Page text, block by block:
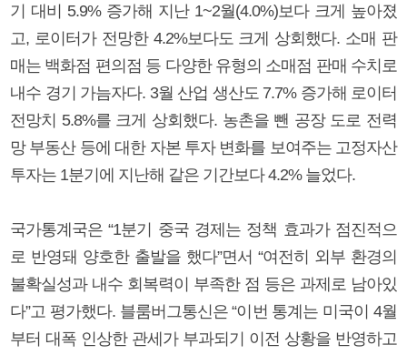
기 대비 5.9% 증가해 지난 1~2월(4.0%)보다 크게 높아졌
고, 로이터가 전망한 4.2%보다도 크게 상회했다. 소매 판
매는 백화점 편의점 등 다양한 유형의 소매점 판매 수치로
내수 경기 가늠자다. 3월 산업 생산도 7.7% 증가해 로이터
전망치 5.8%를 크게 상회했다. 농촌을 뺀 공장 도로 전력
망 부동산 등에 대한 자본 투자 변화를 보여주는 고정자산
투자는 1분기에 지난해 같은 기간보다 4.2% 늘었다.
국가통계국은 “1분기 중국 경제는 정책 효과가 점진적으
로 반영돼 양호한 출발을 했다”면서 “여전히 외부 환경의
불확실성과 내수 회복력이 부족한 점 등은 과제로 남아있
다”고 평가했다. 블룸버그통신은 “이번 통계는 미국이 4월
부터 대폭 인상한 관세가 부과되기 이전 상황을 반영하고